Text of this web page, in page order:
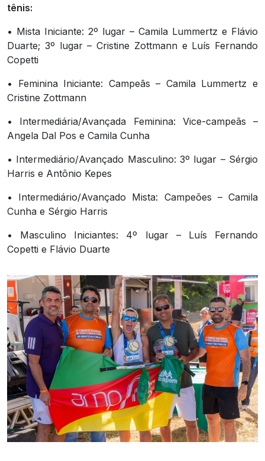
tênis:
• Mista Iniciante: 2º lugar – Camila Lummertz e Flávio
Duarte; 3º lugar – Cristine Zottmann e Luís Fernando
Copetti
• Feminina Iniciante: Campeãs – Camila Lummertz e
Cristine Zottmann
• Intermediária/Avançada Feminina: Vice-campeãs –
Angela Dal Pos e Camila Cunha
• Intermediário/Avançado Masculino: 3º lugar – Sérgio
Harris e Antônio Kepes
• Intermediário/Avançado Mista: Campeões – Camila
Cunha e Sérgio Harris
• Masculino Iniciantes: 4º lugar – Luís Fernando
Copetti e Flávio Duarte